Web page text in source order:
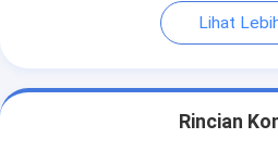
Lihat
Rincian